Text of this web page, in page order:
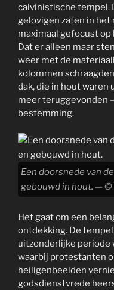
calvinistische tempel.
gelovigen zaten in het
maximaal gefocust
Dat er alleen maar
weer met de
kolommen
dak, die in hout waren
meer teruggevonden
bestemming.
Een doorsnede van
gebouwd in hout. — ©
Het gaat om een
ontdekking. De
uitzonderlijke periode
waarbij protestanten
heiligenbeelden
godsdienstvrede